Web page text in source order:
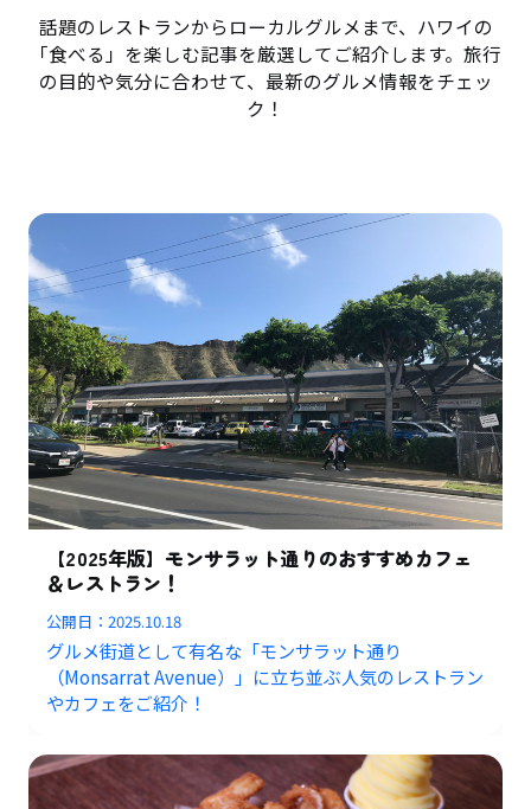
話題のレストランからローカルグルメまで、ハワイの
「食べる」を楽しむ記事を厳選してご紹介します。旅行
の目的や気分に合わせて、最新のグルメ情報をチェッ
ク！
【2025年版】モンサラット通りのおすすめカフェ
＆レストラン！
公開日：2025.10.18
グルメ街道として有名な「モンサラット通り
（Monsarrat Avenue）」に立ち並ぶ人気のレストラン
やカフェをご紹介！